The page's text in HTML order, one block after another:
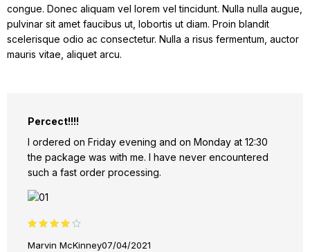
congue. Donec aliquam vel lorem vel tincidunt. Nulla nulla augue,
pulvinar sit amet faucibus ut, lobortis ut diam. Proin blandit
scelerisque odio ac consectetur. Nulla a risus fermentum, auctor
mauris vitae, aliquet arcu.
OMG I LOVE IT!!!
There was a small mistake in the order. In return, I got
the correct order and I could keep the wrong one for
myself. I ordered on Friday evening and on Monday at
12:30 the package was with me. I have never
encountered such a fast order processing.
de 5
Kathryn Murphy07/04/2021